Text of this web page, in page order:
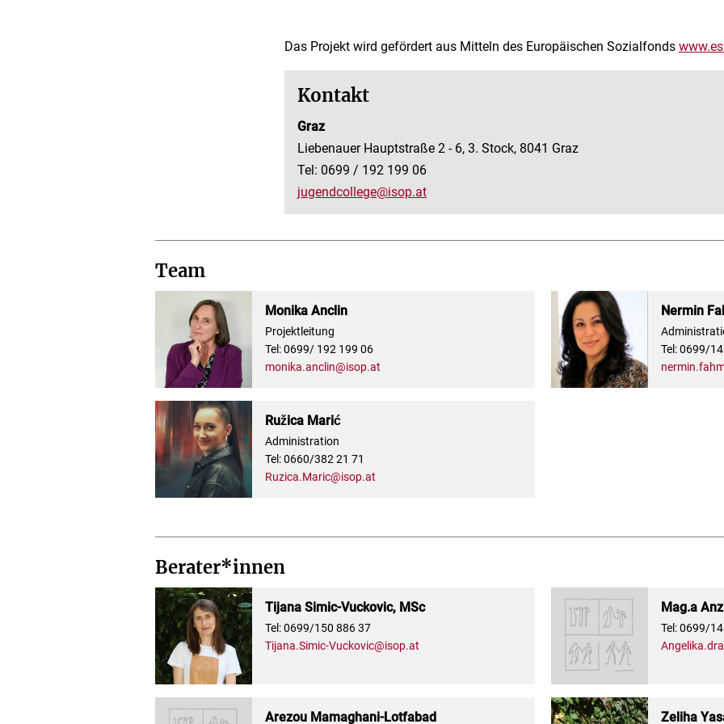
Das Projekt wird gefördert aus Mitteln des Europäischen Sozialfonds
Kontakt
Graz
Liebenauer Hauptstraße 2 - 6, 3. Stock, 8041 Graz
Tel: 0699 / 192 199 06
jugendcollege@isop.at
Team
Monika Anclin
Tel: 0699/ 192 199 06
monika.anclin@isop.at
Projektleitung
Nermin
Tel: 0699/
Ružica Marić
Tel: 0660/382 21 71
Ruzica.Maric@isop.at
Administration
Berater*innen
Tijana Simic-Vuckovic, MSc
Tel: 0699/150 886 37
Tijana.Simic-Vuckovic@isop.at
Mag.a
Tel: 0699/
Arezou Mamaghani-Lotfabad Zeliha